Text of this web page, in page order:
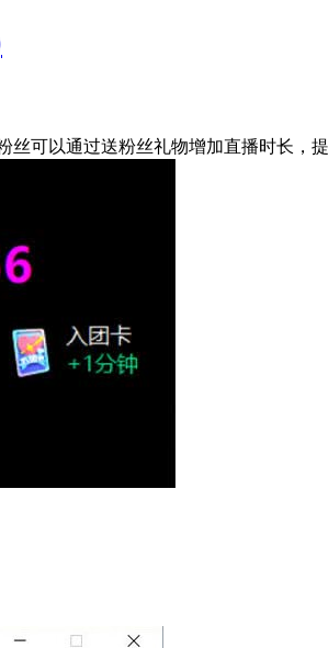
可以通过送粉丝礼物增加直播时长，